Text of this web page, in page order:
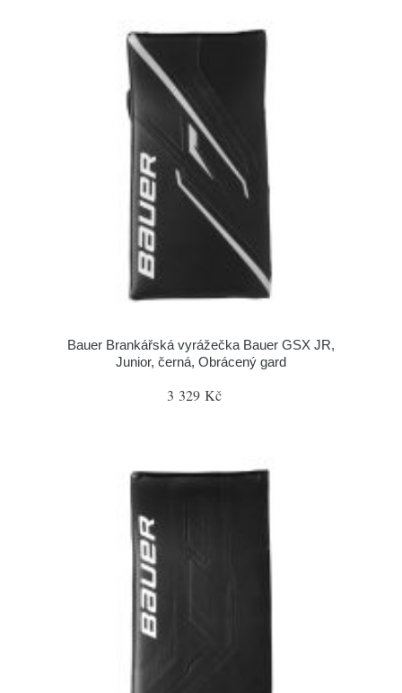
Bauer Brankářská vyrážečka Bauer GSX JR,
Junior, černá, Obrácený gard
3 329 Kč